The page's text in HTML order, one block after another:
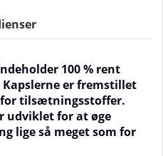
100 % rent
er fremstillet
tilsætningsstoffer.
udviklet for at øge
lige så meget som for